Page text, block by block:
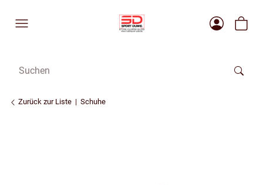
Zurück zur Liste Schuhe